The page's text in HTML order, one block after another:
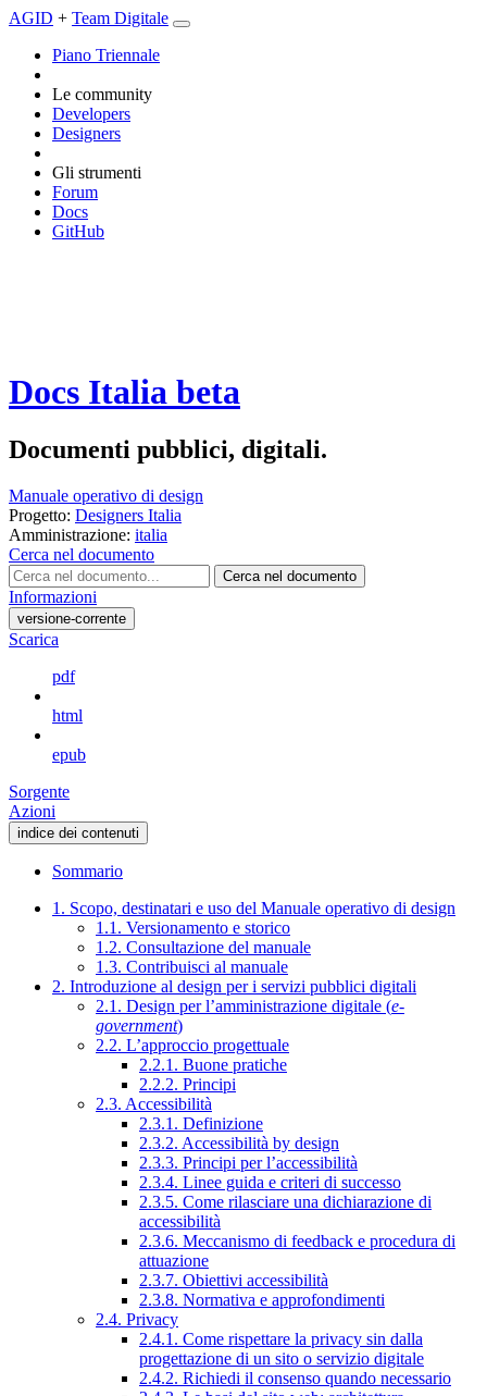
AGID + Team Digitale
Piano Triennale
Le community
Developers
Designers
Gli strumenti
Forum
Docs
GitHub
Docs Italia beta
Documenti pubblici, digitali.
Manuale operativo di design
Progetto: Designers Italia
Amministrazione: italia
Cerca nel documento
Cerca nel documento
Informazioni
versione-corrente
Scarica
pdf
html
epub
Sorgente
Azioni
indice dei contenuti
Sommario
1. Scopo, destinatari e uso del Manuale operativo di design
1.1. Versionamento e storico
1.2. Consultazione del manuale
1.3. Contribuisci al manuale
2. Introduzione al design per i servizi pubblici digitali
2.1. Design per l’amministrazione digitale (e-
government)
2.2. L’approccio progettuale
2.2.1. Buone pratiche
2.2.2. Principi
2.3. Accessibilità
2.3.1. Definizione
2.3.2. Accessibilità by design
2.3.3. Principi per l’accessibilità
2.3.4. Linee guida e criteri di successo
2.3.5. Come rilasciare una dichiarazione di
accessibilità
2.3.6. Meccanismo di feedback e procedura di
attuazione
2.3.7. Obiettivi accessibilità
2.3.8. Normativa e approfondimenti
2.4. Privacy
2.4.1. Come rispettare la privacy sin dalla
progettazione di un sito o servizio digitale
2.4.2. Richiedi il consenso quando necessario